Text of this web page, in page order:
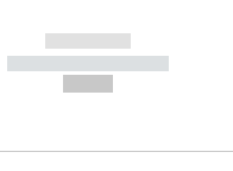
------------
----------- -----------